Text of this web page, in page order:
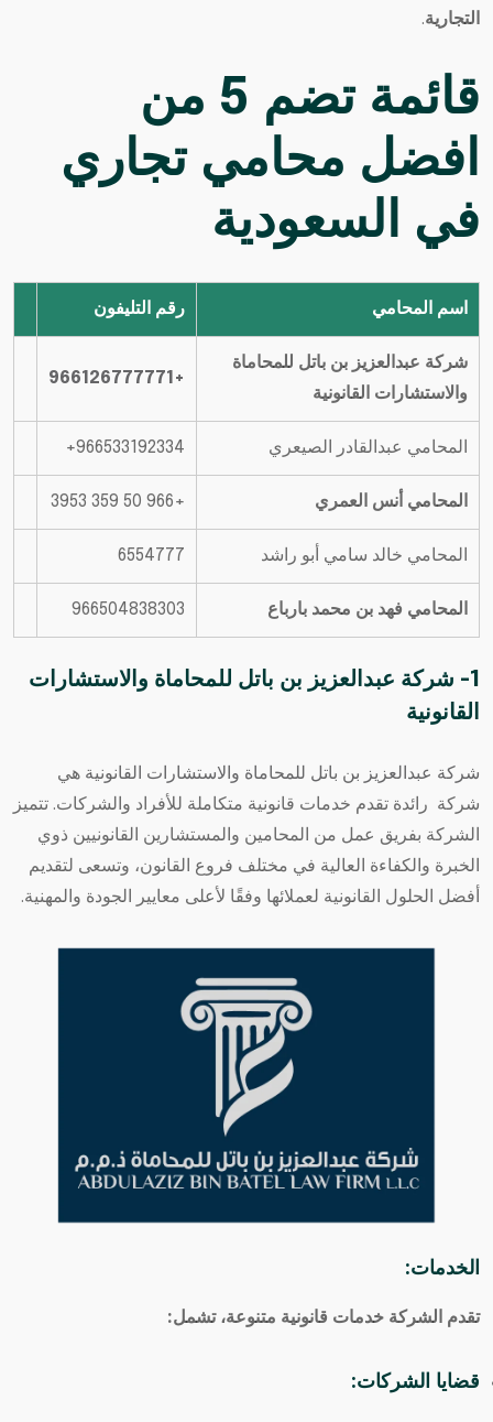
التجارية.
قائمة تضم 5 من
افضل محاميتجاري
في السعودية
اسم المحامي رقم التليفون
شركة عبدالعزيز بن باتل للمحاماة
والاستشارات القانونية
+966126777771
المحامي عبدالقادر الصيعري
المحامي أنس العمري +966 50 359 3953
المحامي خالد سامي أبو راشد 6554777
المحامي فهد بن محمد بارباع 966504838303
1- شركة عبدالعزيز بن باتل للمحاماة والاستشارات
القانونية
شركة عبدالعزيز بن باتل للمحاماة والاستشارات القانونية هي
شركة رائدة تقدم خدمات قانونية متكاملة للأفراد والشركات. تتميز
الشركة بفريق عمل من المحامين والمستشارين القانونيين ذوي
الخبرة والكفاءة العالية في مختلف فروع القانون، وتسعى لتقديم
أفضل الحلول القانونية لعملائها وفقًا لأعلى معايير الجودة والمهنية.
الخدمات:
تقدم الشركة خدمات قانونية متنوعة، تشمل:
قضايا الشركات: